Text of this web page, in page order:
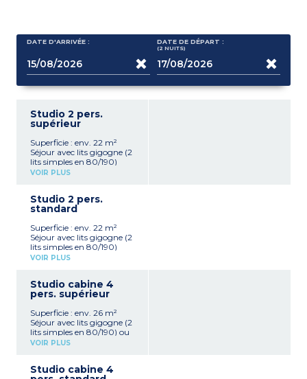
DATE D'ARRIVÉE : DATE DE DÉPART :
(2 NUITS)
Studio 2 pers.
supérieur
Superficie : env. 22 m²
Séjour avec lits gigogne (2
lits simples en 80/190)
Kitchenette équipée
gril/micro-ondes, lave-
vaisselle, hotte aspirante,
bouilloire électrique, grille-
pain)
Salle de bain avec WC
Exposition sud, sud-est,
chaussée ou 1er étage),
vue sur la vallée pour la
plupart
VOIR PLUS
Studio 2 pers.
standard
Superficie : env. 22 m²
Séjour avec lits gigogne (2
lits simples en 80/190)
Kitchenette équipée
gril/micro-ondes, lave-
vaisselle, hotte aspirante,
bouilloire électrique, grille-
pain)
Salle de bain avec WC
Exposition Nord (rez-de-
côté parking ou talus
VOIR PLUS
Studio cabine 4
pers. supérieur
Superficie : env. 26 m²
Séjour avec lits gigogne (2
lits simples en 80/190) ou
canapé lit double
superposés en 80/190
VOIR PLUS
Studio cabine 4